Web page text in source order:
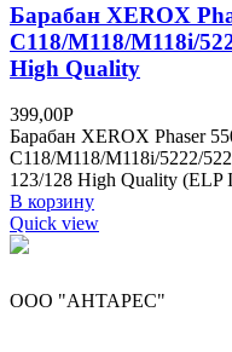
Барабан XEROX
C118/M118/M118i/
High Quality
399,00Р
Барабан XEROX Phaser
C118/M118/M118i/5222/
123/128 High Quality (ELP
В корзину
Quick view
ООО "АНТАРЕС"